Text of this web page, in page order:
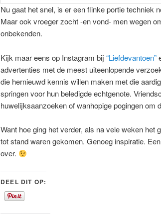
Nu gaat het snel, is er een flinke portie techniek
Maar ook vroeger zocht -en vond- men wegen
onbekenden.
Kijk maar eens op Instagram bij “Liefdevantoen”
advertenties met de meest uiteenlopende
die hernieuwd kennis willen maken met die
springen voor hun beledigde echtgenote.
huwelijksaanzoeken of wanhopige pogingen om
Want hoe ging het verder, als na vele weken het
tot stand waren gekomen. Genoeg inspiratie.
over.
DEEL DIT OP: